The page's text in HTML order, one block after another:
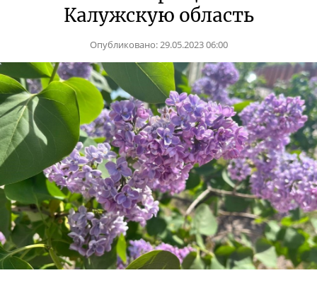
Калужскую область
Опубликовано:29.05.2023 06:00